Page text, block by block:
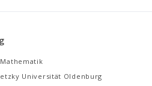
Universität Oldenburg